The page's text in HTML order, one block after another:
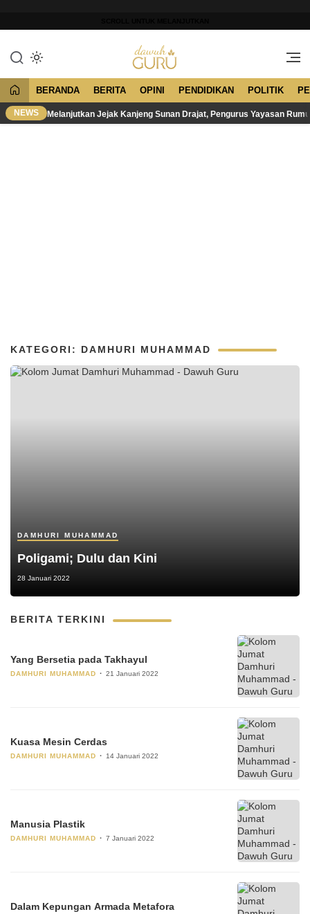
konten
Dawuh Guru
Merawat Tradisi, Membangun
BERANDA BERITA OPINI PENDIDIKAN POLITIK
NEWS Melanjutkan Jejak Kanjeng Sunan Drajat, Pengurus Yayasan
KATEGORI: DAMHURI MUHAMMAD
DAMHURI MUHAMMAD
Poligami; Dulu dan Kini
28 Januari 2022
BERITA TERKINI
Yang Bersetia pada Takhayul
DAMHURI MUHAMMAD 21 Januari 2022
Kuasa Mesin Cerdas
DAMHURI MUHAMMAD 14 Januari 2022
Manusia Plastik
DAMHURI MUHAMMAD 7 Januari 2022
Dalam Kepungan Armada Metafora